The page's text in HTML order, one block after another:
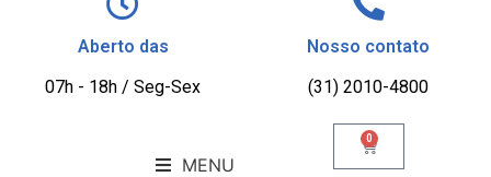
Aberto das
07h - 18h / Seg-Sex
Nosso contato
(31) 2010-4800
MENU
0